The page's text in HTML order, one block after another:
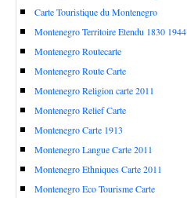
Carte Touristique du Montenegro
Montenegro Territoire Etendu 1830 1944
Montenegro Routecarte
Montenegro Route Carte
Montenegro Religion carte 2011
Montenegro Relief Carte
Montenegro Carte 1913
Montenegro Langue Carte 2011
Montenegro Ethniques Carte 2011
Montenegro Eco Tourisme Carte